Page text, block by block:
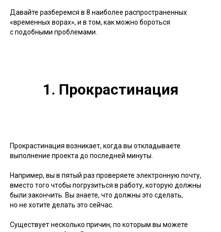
Давайте разберемся в 8 наиболее распространенных
«временных ворах», и в том, как можно бороться
с подобными проблемами.
1. Прокрастинация
Прокрастинация возникает, когда вы откладываете
выполнение проекта до последней минуты.
Например, вы в пятый раз проверяете электронную почту,
вместо того чтобы погрузиться в работу, которую должны
были закончить. Вы знаете, что должны это сделать,
но не хотите делать это сейчас.
Существует несколько причин, по которым вы можете